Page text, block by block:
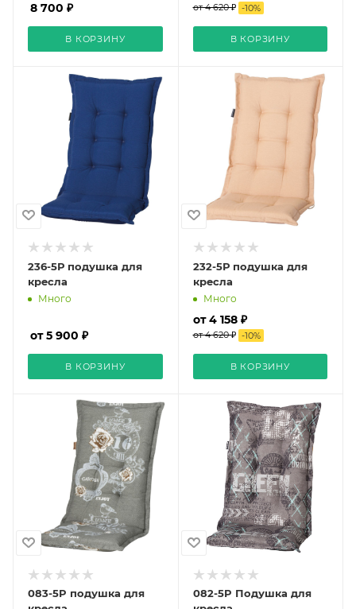
8 700 ₽
В КОРЗИНУ
от 4 620 ₽ -10%
В КОРЗИНУ
236-5Р подушка для
кресла
Много
от 5 900 ₽
В КОРЗИНУ
232-5Р подушка для
кресла
Много
от 4 158 ₽
от 4 620 ₽ -10%
В КОРЗИНУ
083-5P подушка для
082-5P Подушка для